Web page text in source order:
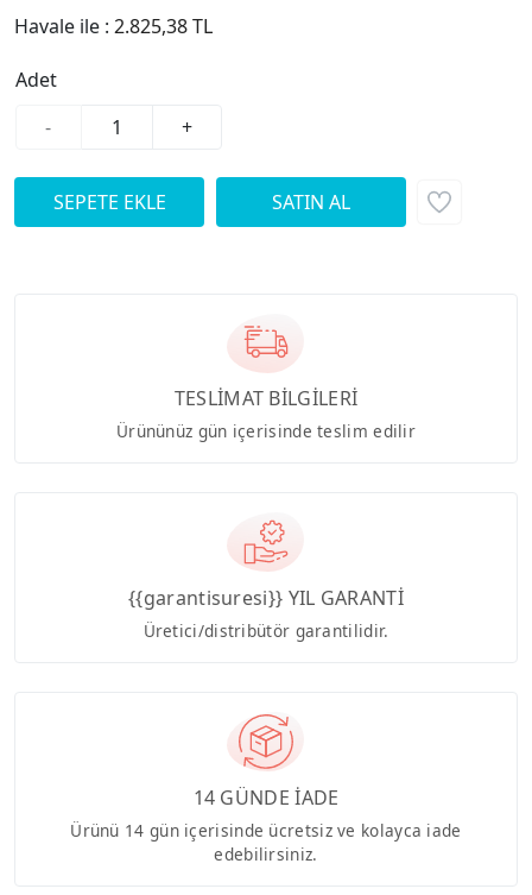
Havale ile : 2.825,38 TL
Adet
-
+
TESLİMAT BİLGİLERİ
Ürününüz gün içerisinde teslim edilir
{{garantisuresi}} YIL GARANTİ
Üretici/distribütör garantilidir.
14 GÜNDE İADE
Ürünü 14 gün içerisinde ücretsiz ve kolayca iade
edebilirsiniz.